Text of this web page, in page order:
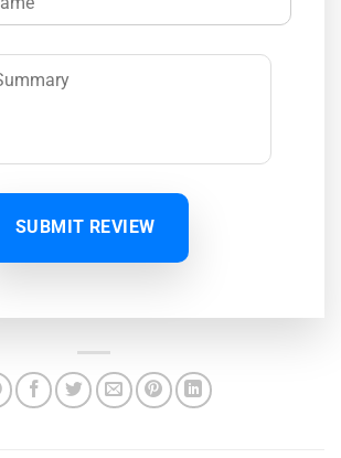
SUBMIT REVIEW